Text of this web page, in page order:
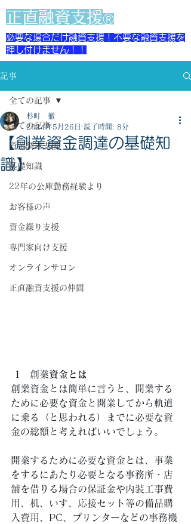
​正直融資支援Ⓡ
必要な場合だけ融資支援！不要な融資支援を
押し付けません！！
記事
全ての記事
資金調達支援
基礎知識
22年の公庫勤務経験より
お客様の声
資金繰り支援
専門家向け支援
オンラインサロン
正直融資支援の仲間
全ての記事
【創業資金調達の基礎知
識】
杉町 徹
2024年5月26日
読了時間: 8分
1 創業資金とは
創業資金とは簡単に言うと、開業する
ために必要な資金と開業してから軌道
に乗る（と思われる）までに必要な資
金の総額と考えればいいでしょう。
開業するために必要な資金とは、事業
をするにあたり必要となる事務所・店
舗を借りる場合の保証金や内装工事費
用、机、いす、応接セット等の備品購
入費用、PC、プリンターなどの事務機